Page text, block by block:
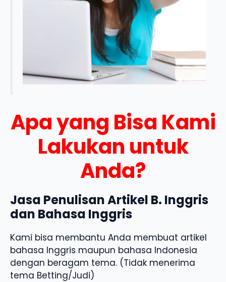
Apa yang Bisa Kami
Lakukan untuk
Anda?
Jasa Penulisan Artikel B. Inggris
dan Bahasa Inggris
Kami bisa membantu Anda membuat artikel
bahasa Inggris maupun bahasa Indonesia
dengan beragam tema. (Tidak menerima
tema Betting/Judi)